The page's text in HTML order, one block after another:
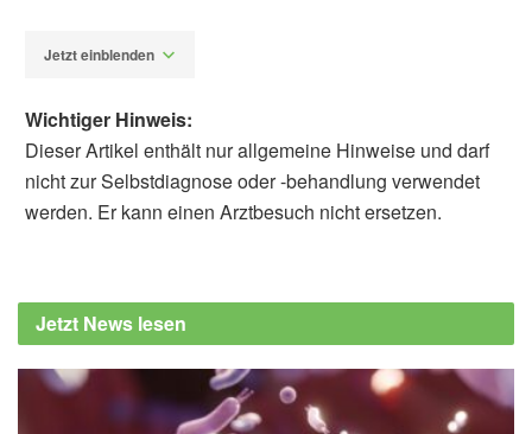
Jetzt einblenden
Carmen Chen, Elizabeth Costello, Emily
Beglarian, Jiawen Liao, Tanya L. Alderete,
Rock, Sandrah P. Eckel, Rob McConnell,
Frank D. Gilliland, Zhanghua Chen, David V.
Wichtiger Hinweis:
Dieser Artikel enthält nur allgemeine Hinweise und darf
nicht zur Selbstdiagnose oder -behandlung verwendet
werden. Er kann einen Arztbesuch nicht ersetzen.
Jetzt News lesen